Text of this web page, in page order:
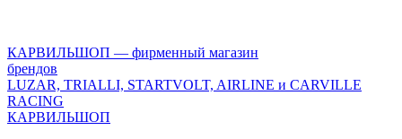
version="1.0"
encoding="utf-
8"?
>
КАРВИЛЬШОП — фирменный магазин
брендов
LUZAR, TRIALLI, STARTVOLT, AIRLINE и CARVILLE
RACING
КАРВИЛЬШОП